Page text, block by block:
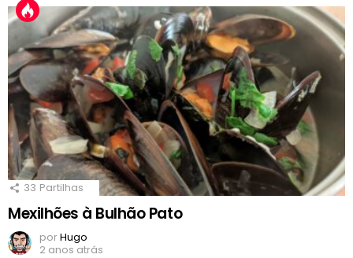
33 Partilhas
Mexilhões à Bulhão Pato
porHugo
2 anos atrás